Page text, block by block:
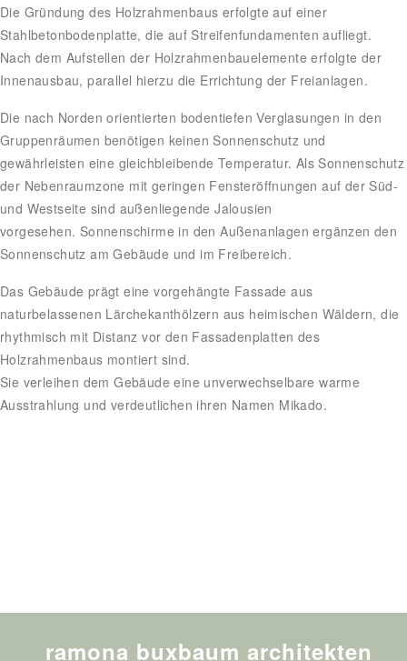
Die Gründung des Holzrahmenbaus erfolgte auf einer
Stahlbetonbodenplatte, die auf Streifenfundamenten aufliegt.
Nach dem Aufstellen der Holzrahmenbauelemente erfolgte der
Innenausbau, parallel hierzu die Errichtung der Freianlagen.
Die nach Norden orientierten bodentiefen Verglasungen in den
Gruppenräumen benötigen keinen Sonnenschutz und
gewährleisten eine gleichbleibende Temperatur. Als Sonnenschutz
der Nebenraumzone mit geringen Fensteröffnungen auf der Süd-
und Westseite sind außenliegende Jalousien
vorgesehen. Sonnenschirme in den Außenanlagen ergänzen den
Sonnenschutz am Gebäude und im Freibereich.
Das Gebäude prägt eine vorgehängte Fassade aus
naturbelassenen Lärchekanthölzern aus heimischen Wäldern, die
rhythmisch mit Distanz vor den Fassadenplatten des
Holzrahmenbaus montiert sind.
Sie verleihen dem Gebäude eine unverwechselbare warme
Ausstrahlung und verdeutlichen ihren Namen Mikado.
ramona buxbaum architekten